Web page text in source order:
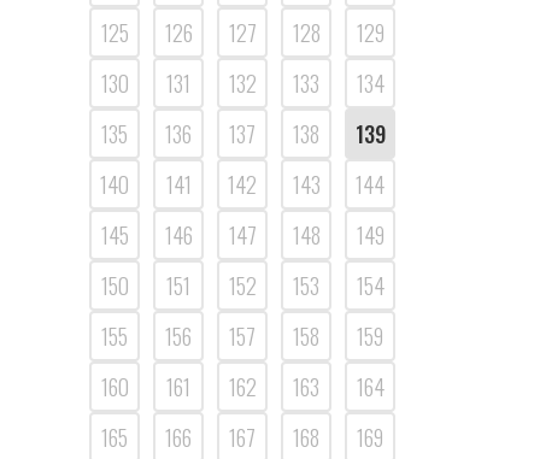
125
126 127 128
129
130
131 132 133
134
135
136 137 138
139
140
141 142 143
144
145
146 147 148
149
150
151 152 153
154
155
156 157 158
159
160
161 162 163
164
165
166 167 168
169